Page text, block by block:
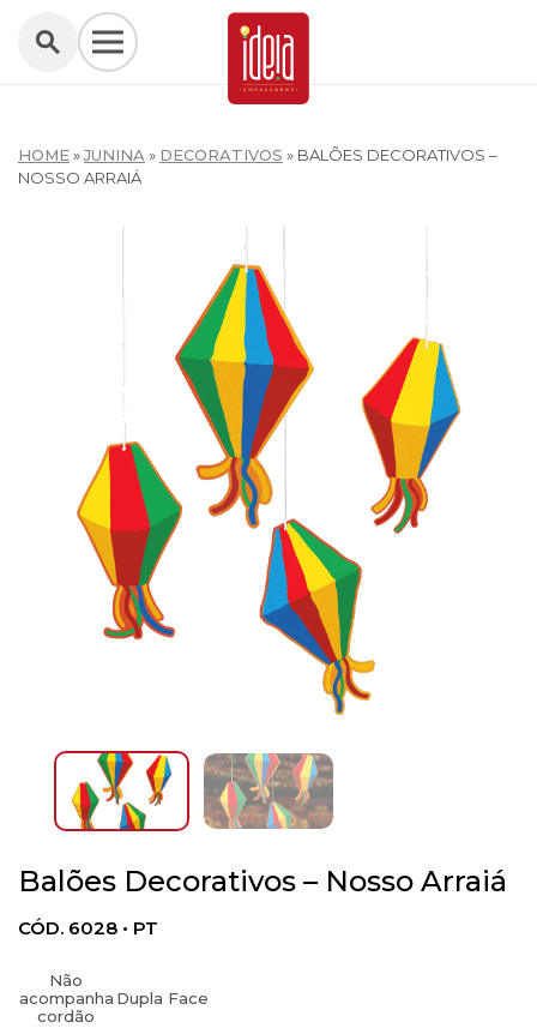
HOME»JUNINA » DECORATIVOS » BALÕES DECORATIVOS –
NOSSO ARRAIÁ
Balões Decorativos – Nosso Arraiá
CÓD. 6028 • PT
Não
acompanha
cordão
Dupla Face